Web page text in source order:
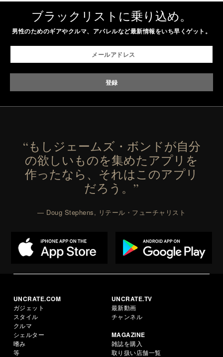
Pro 3 is ready from the opening serve to wherever
life takes you long after the final point.
Presented by Nike.
ブラックリストに乗り込め。
男性のためのギアやクルマ、アパレルなど最新情報をいち早くゲット。
“もしジェームズ・ボンドが自分
の欲しいものを集めたアプリを
作ったなら、それはこのアプリ
だろう。”
— Doug Stephens, リテール・フューチャリスト
UNCRATE.COM
ガジェット
スタイル
クルマ
シェルター
嗜み
等
UNCRATE.TV
最新動画
チャンネル
MAGAZINE
雑誌を購入
取り扱い店舗一覧